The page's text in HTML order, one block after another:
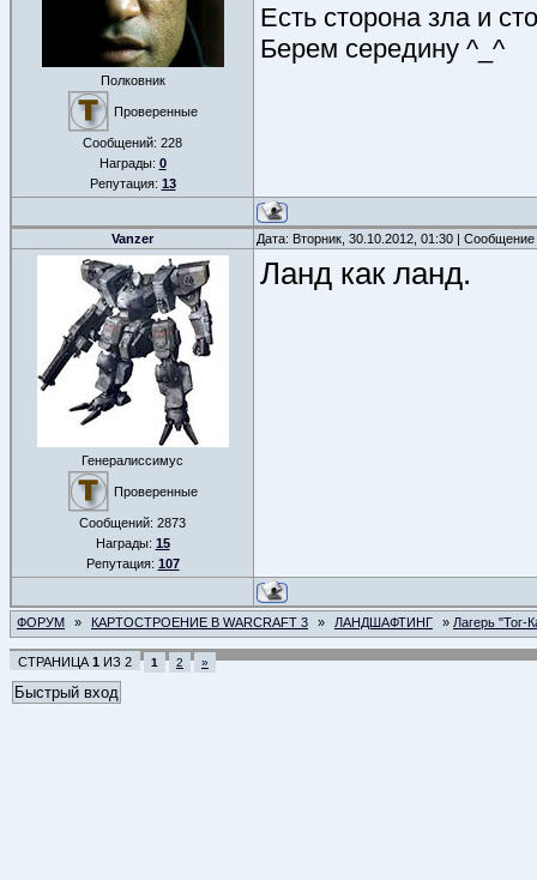
Полковник
Проверенные
Сообщений: 228
Награды: 0
Репутация: 13
Есть сторона зла и
Берем середину ^_^
Vanzer Дата: Вторник, 30.10.2012, 01:30 |
Генералиссимус
Проверенные
Сообщений: 2873
Награды: 15
Репутация: 107
Ланд как ланд.
ФОРУМ » КАРТОСТРОЕНИЕ В WARCRAFT 3 » ЛАНДШАФТИНГ » Лагерь "Тог-
СТРАНИЦА 1 ИЗ 2 1 2 »